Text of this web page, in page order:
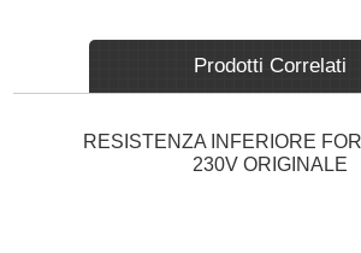
Oven & Cooker FLV91FX Lamona Oven &
LAM3205, LAM3301, LAM4600,
Prodotti Correlati
RESISTENZA INFERIORE
230V ORIGINALE